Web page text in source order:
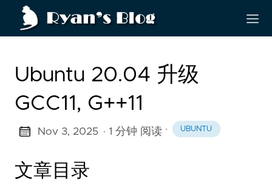
Ubuntu 20.04 升级
GCC11, G++11
Nov 3, 2025 · 1 分钟 阅读 · UBUNTU
文章目录